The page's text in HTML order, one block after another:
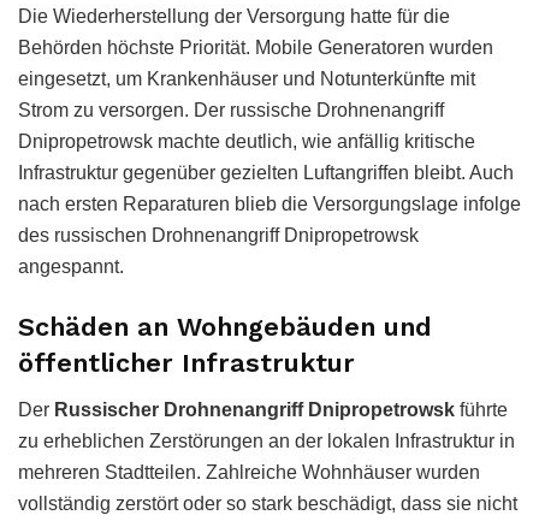
Die Wiederherstellung der Versorgung hatte für die
Behörden höchste Priorität. Mobile Generatoren wurden
eingesetzt, um Krankenhäuser und Notunterkünfte mit
Strom zu versorgen. Der russische Drohnenangriff
Dnipropetrowsk machte deutlich, wie anfällig kritische
Infrastruktur gegenüber gezielten Luftangriffen bleibt. Auch
nach ersten Reparaturen blieb die Versorgungslage infolge
des russischen Drohnenangriff Dnipropetrowsk
angespannt.
Schäden an Wohngebäuden und
öffentlicher Infrastruktur
Der Russischer Drohnenangriff Dnipropetrowsk führte
zu erheblichen Zerstörungen an der lokalen Infrastruktur in
mehreren Stadtteilen. Zahlreiche Wohnhäuser wurden
vollständig zerstört oder so stark beschädigt, dass sie nicht